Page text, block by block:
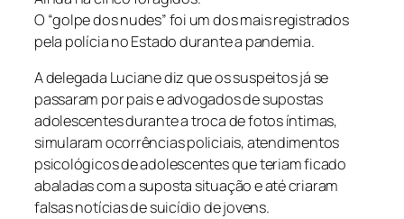
O “golpe dos nudes” foi um dos mais registrados
pela polícia no Estado durante a pandemia.
A delegada Luciane diz que os suspeitos já se
passaram por pais e advogados de supostas
adolescentes durante a troca de fotos íntimas,
simularam ocorrências policiais, atendimentos
psicológicos de adolescentes que teriam ficado
abaladas com a suposta situação e até criaram
falsas notícias de suicídio de jovens.